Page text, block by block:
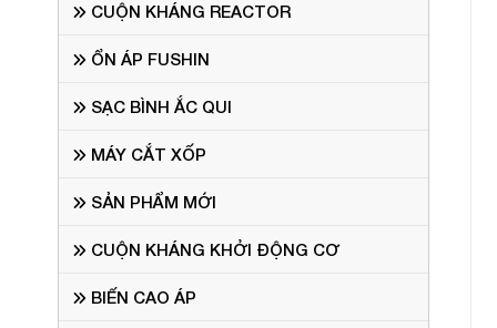
CUỘN KHÁNG REACTOR
ỔN ÁP FUSHIN
SẠC BÌNH ẮC QUI
MÁY CẮT XỐP
SẢN PHẨM MỚI
CUỘN KHÁNG KHỞI ĐỘNG CƠ
BIẾN CAO ÁP